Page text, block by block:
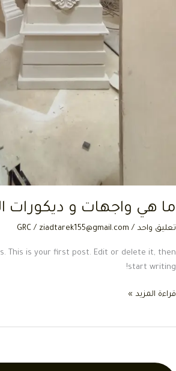
هي واجهات و ديكورات
واحد /
GRC/ziadtarek155@gmail.com
This is your first post. Edit or delete it,
start
المزيد »